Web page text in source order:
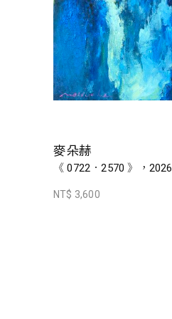
麥朵赫
《 0722．2570 》，2026
NT$ 3,600